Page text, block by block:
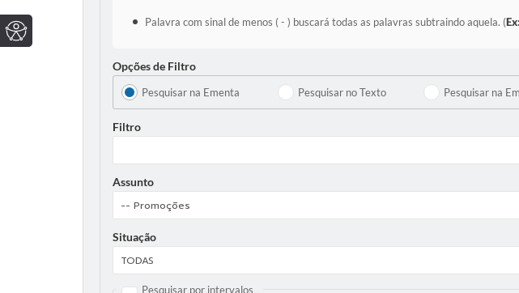
Palavra com sinal de menos ( - ) buscará todas as palavras subtraindo aquela. (Ex:
Opções de Filtro
Pesquisar na Ementa Pesquisar no Texto Pesquisar na
Filtro
Assunto
Situação
Pesquisar por intervalos